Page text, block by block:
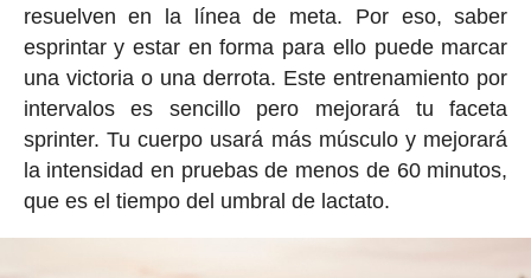
resuelven en la línea de meta. Por eso, saber
esprintar y estar en forma para ello puede marcar
una victoria o una derrota. Este entrenamiento por
intervalos es sencillo pero mejorará tu faceta
sprinter. Tu cuerpo usará más músculo y mejorará
la intensidad en pruebas de menos de 60 minutos,
que es el tiempo del umbral de lactato.